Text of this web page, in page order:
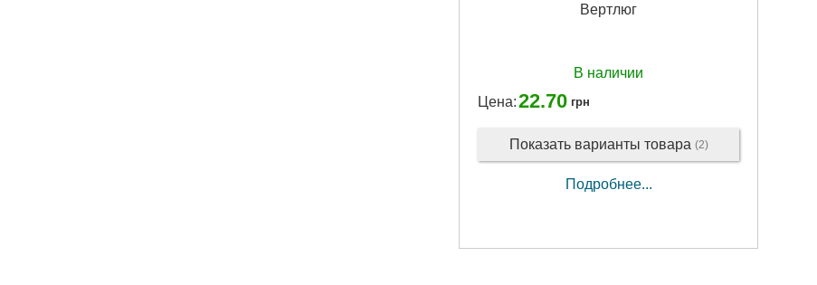
Вертлюг
В наличии
Цена:22.70 грн
Показать варианты товара (2)
Подробнее...